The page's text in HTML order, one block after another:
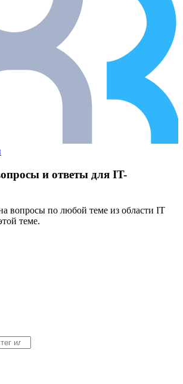
и ответы для IT-
вопросы по любой теме из области IT
теме.